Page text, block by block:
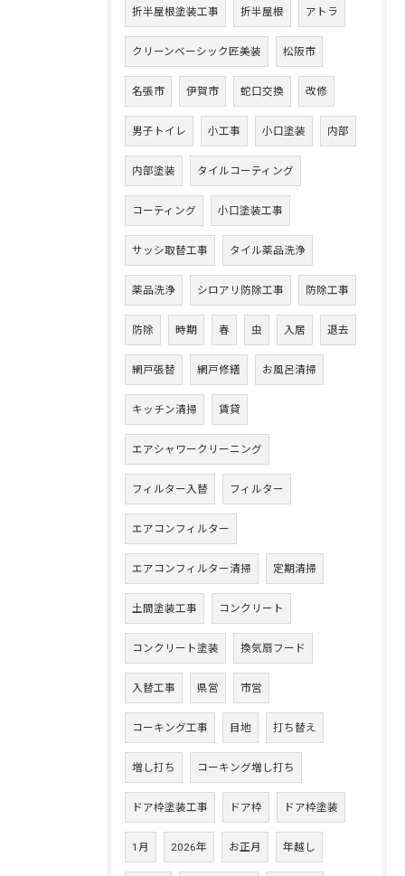
折半屋根塗装工事 折半屋根 アトラ
クリーンベーシック匠美装 松阪市
名張市 伊賀市 蛇口交換 改修
男子トイレ 小工事 小口塗装 内部
内部塗装 タイルコーティング
コーティング 小口塗装工事
サッシ取替工事 タイル薬品洗浄
薬品洗浄 シロアリ防除工事 防除工事
防除 時期 春 虫 入居 退去
網戸張替 網戸修繕 お風呂清掃
キッチン清掃 賃貸
エアシャワークリーニング
フィルター入替 フィルター
エアコンフィルター
エアコンフィルター清掃 定期清掃
土間塗装工事 コンクリート
コンクリート塗装 換気扇フード
入替工事 県営 市営
コーキング工事 目地 打ち替え
増し打ち コーキング増し打ち
ドア枠塗装工事 ドア枠 ドア枠塗装
1月 2026年 お正月 年越し